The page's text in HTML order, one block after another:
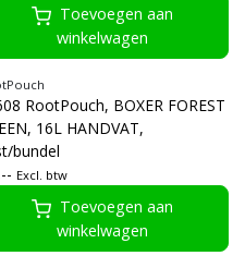
Toevoegen aan
winkelwagen
RootPouch, BOXER FOREST
16L HANDVAT,
bundel
Excl. btw
Toevoegen aan
winkelwagen